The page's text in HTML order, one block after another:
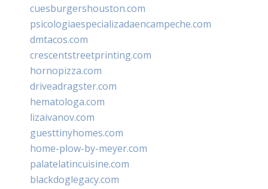
cuesburgershouston.com
psicologiaespecializadaencampeche.com
dmtacos.com
crescentstreetprinting.com
hornopizza.com
driveadragster.com
hematologa.com
lizaivanov.com
guesttinyhomes.com
home-plow-by-meyer.com
palatelatincuisine.com
blackdoglegacy.com